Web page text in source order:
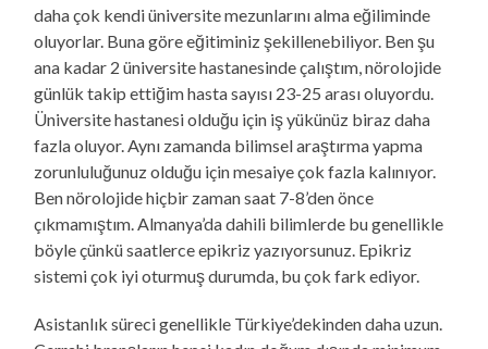
daha çok kendi üniversite mezunlarını alma eğiliminde
oluyorlar. Buna göre eğitiminiz şekillenebiliyor. Ben şu
ana kadar 2 üniversite hastanesinde çalıştım, nörolojide
günlük takip ettiğim hasta sayısı 23-25 arası oluyordu.
Üniversite hastanesi olduğu için iş yükünüz biraz daha
fazla oluyor. Aynı zamanda bilimsel araştırma yapma
zorunluluğunuz olduğu için mesaiye çok fazla kalınıyor.
Ben nörolojide hiçbir zaman saat 7-8’den önce
çıkmamıştım. Almanya’da dahili bilimlerde bu genellikle
böyle çünkü saatlerce epikriz yazıyorsunuz. Epikriz
sistemi çok iyi oturmuş durumda, bu çok fark ediyor.
Asistanlık süreci genellikle Türkiye’dekinden daha uzun.